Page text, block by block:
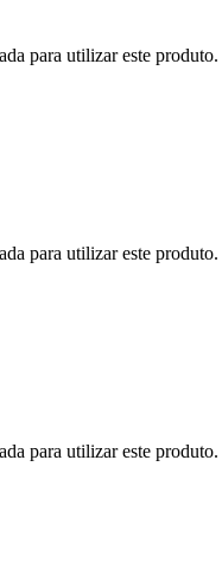
para utilizar este
para utilizar este
para utilizar este